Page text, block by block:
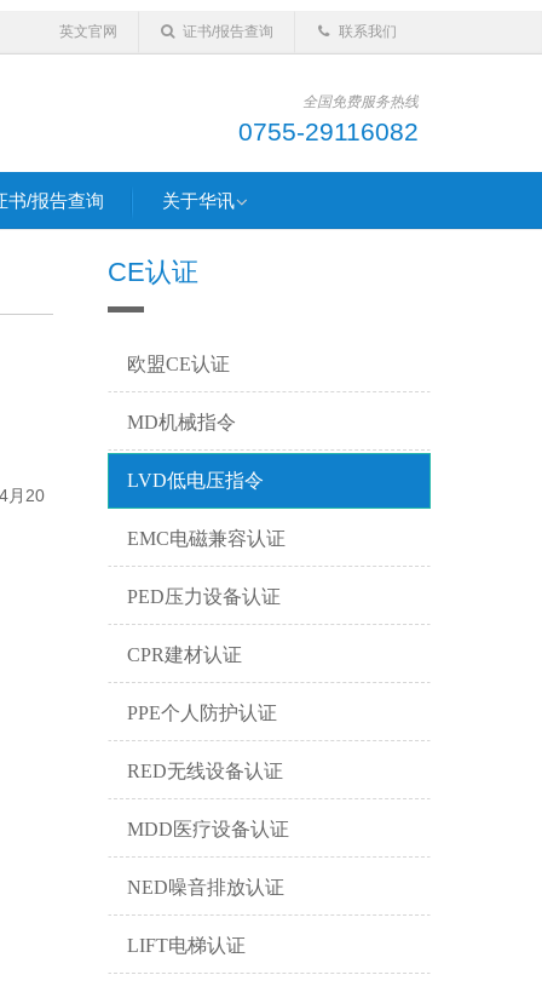
英文官网 证书/报告查询 联系我们
全国免费服务热线
0755-29116082
书/报告查询 关于华讯
月20
CE认证
欧盟CE认证
MD机械指令
LVD低电压指令
EMC电磁兼容认证
PED压力设备认证
CPR建材认证
PPE个人防护认证
RED无线设备认证
MDD医疗设备认证
NED噪音排放认证
LIFT电梯认证